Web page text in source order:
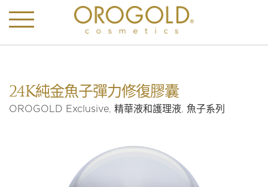
24K純金魚子彈力修復膠囊
OROGOLD Exclusive, 精華液和護理液, 魚子系列